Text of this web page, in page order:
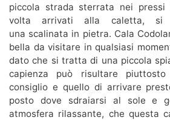
piccola strada sterrata nei pressi
volta arrivati alla caletta, si
una scalinata in pietra. Cala
bella da visitare in qualsiasi
dato che si tratta di una piccola
capienza può risultare
consiglio e quello di arrivare
posto dove sdraiarsi al sole e
atmosfera rilassante, che questa